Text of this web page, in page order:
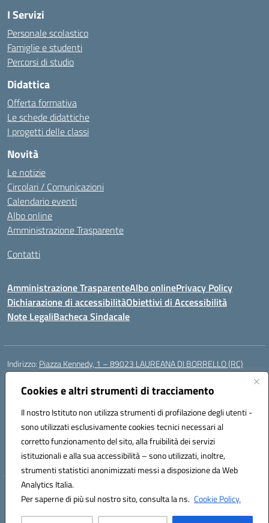
Cookies e altri strumenti di tracciamento
Il nostro Istituto non utilizza strumenti di profilazione degli utenti -
sono utilizzati esclusivamente cookies tecnici necessari al
corretto funzionamento del sito, alla fruibilità dei servizi
istituzionali e alla sua accessibilità – sono utilizzati, inoltre,
strumenti statistici anonimizzati messi a disposizione da Web
Analytics Italia.
Per saperne di più sul nostro sito, consulta la ns. Cookie Policy.
I Servizi
Personale scolastico
Famiglie e studenti
Percorsi di studio
Didattica
Offerta formativa
Le schede didattiche
I progetti delle classi
Novità
Le notizie
Circolari / Comunicazioni
Calendario eventi
Albo online
Amministrazione Trasparente
Contatti
Amministrazione TrasparenteAlbo onlinePrivacy Policy
Dichiarazione di accessibilitàObiettivi di Accessibilità
Note LegaliBacheca Sindacale
Indirizzo: Piazza Kennedy, 1 – 89023 LAUREANA DI BORRELLO (RC)
Centralino:
Posta elettronica certificata (PEC):rcic84800t@pec.istruzione.it
Codice fiscale: 82000940807
Codice meccanografico:RCIC84800T
Codice Indice delle Pubbliche Amministrazioni (IPA): istsc_rcic84800t
Codice unico di fatturazione (CUF): UF3A7N
Hosting & Powered by 3D Solution S.r.l.
Concept & Design by Designers Italia